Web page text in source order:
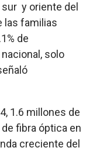
y oriente del
las familias
de
solo
1.6 millones de
fibra óptica en
creciente del